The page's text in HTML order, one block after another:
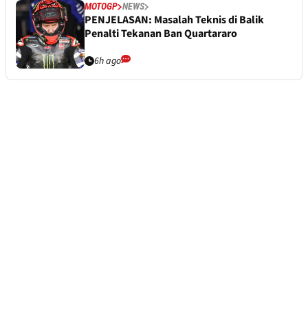
MOTOGP NEWS
PENJELASAN: Masalah Teknis di Balik
Penalti Tekanan Ban Quartararo
6h ago